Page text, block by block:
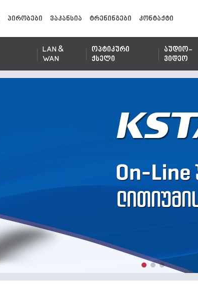
პირობები ვაკანსია ტრენინგები კონტაქტი
LAN &
WAN
ოპტიკური
ქსელი
აუდიო-
ვიდეო